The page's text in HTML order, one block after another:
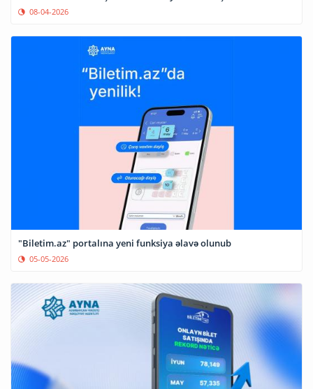
08-04-2026
"Biletim.az" portalına yeni funksiya əlavə olunub
05-05-2026